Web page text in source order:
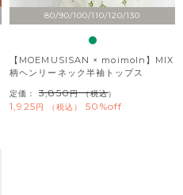
80/90/100/110/120/130
【MOEMUSISAN × moimoln】MIX
柄ヘンリーネック半袖トップス
定価： 3,850 （税込）
1,925 税込 50%off